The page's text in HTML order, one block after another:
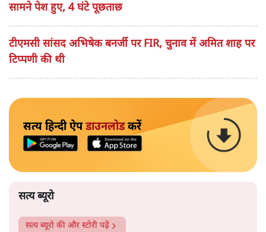
सामने पेश हुए, 4 घंटे पूछताछ
टीएमसी सांसद अभिषेक बनर्जी पर FIR, चुनाव में अमित शाह पर
टिप्पणी की थी
सत्य हिन्दी ऐपडाउनलोडकरें
सत्य ब्यूरो
सत्य ब्यूरो की और स्टोरी पढ़ें